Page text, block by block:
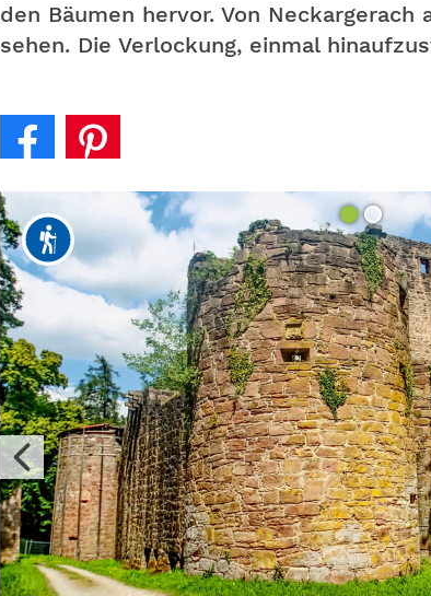
den Bäumen hervor. Von
sehen. Die Verlockung, einmal